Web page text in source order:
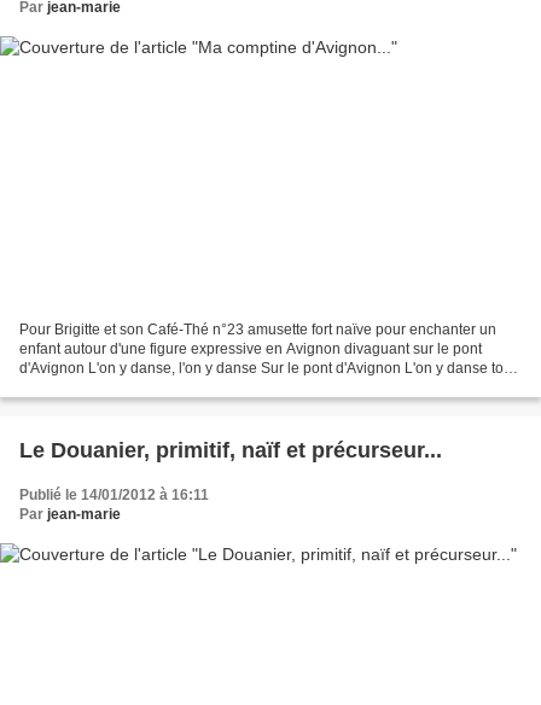
Par jean-marie
Pour Brigitte et son Café-Thé n°23 amusette fort naïve pour enchanter un
enfant autour d'une figure expressive en Avignon divaguant sur le pont
d'Avignon L'on y danse, l'on y danse Sur le pont d'Avignon L'on y danse tous
Le Douanier, primitif, naïf et précurseur...
Publié le 14/01/2012 à 16:11
Par jean-marie